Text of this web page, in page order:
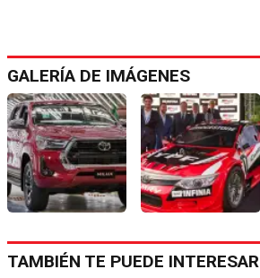
GALERÍA DE IMÁGENES
TAMBIÉN TE PUEDE INTERESAR